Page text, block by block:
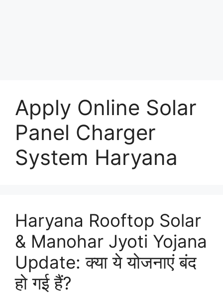
Apply Online Solar
Panel Charger
System Haryana
Haryana Rooftop Solar
& Manohar Jyoti Yojana
Update: क्या ये योजनाएं बंद
हो गई हैं?